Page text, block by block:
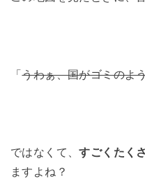
「うわぁ、国がゴミのよ
ではなくて、すごくたく
ますよね？